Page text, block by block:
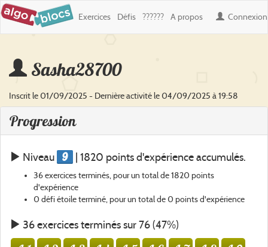
Connexion
Exercices Défis ?????? A propos
Sasha28700
Inscrit le 01/09/2025 - Dernière activité le 04/09/2025 à 19:58
Progression
Niveau 9 | 1820 points d'expérience accumulés.
36 exercices terminés, pour un total de 1820 points
d'expérience
0 défi étoile terminé, pour un total de 0 points d'expérience
36 exercices terminés sur 76 (47%)